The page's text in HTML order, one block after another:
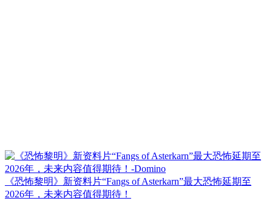
《恐怖黎明》新资料片“Fangs of Asterkarn”最大恐怖延期至
2026年，未来内容值得期待！